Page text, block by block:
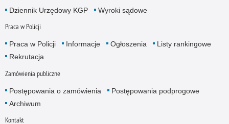
Dziennik Urzędowy KGP Wyroki sądowe
Praca w Policji
Praca w Policji Informacje Ogłoszenia
Listy rankingowe
Rekrutacja
Zamówienia publiczne
Postępowania o zamówienia
Postępowania podprogowe
Archiwum
Kontakt